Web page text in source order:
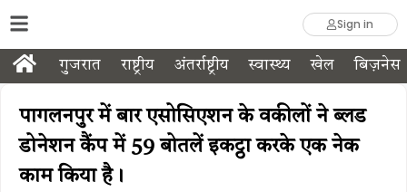
Sign in
गुजरात राष्ट्रीय अंतर्राष्ट्रीय स्वास्थ्य खेल बिज़नेस
पागलनपुर में बार एसोसिएशन के वकीलों ने ब्लड
डोनेशन कैंप में 59 बोतलें इकट्ठा करके एक नेक
काम किया है।